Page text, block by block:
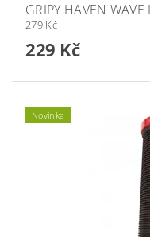
GRIPY HAVEN WAVE
279 Kč
229 Kč
Novinka